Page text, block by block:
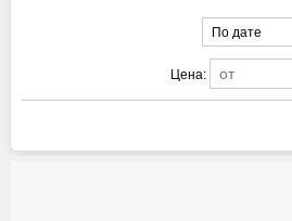
По дате
Цена: